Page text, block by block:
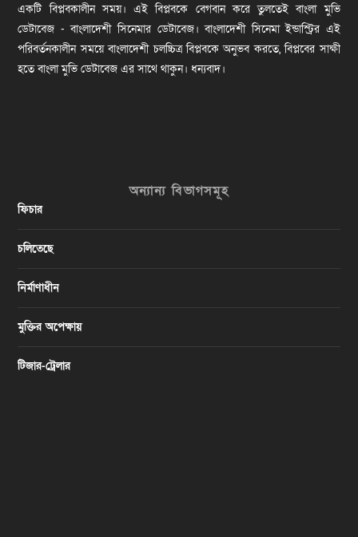
একটি বিপ্লবকালীন সময়। এই বিপ্লবকে বেগবান করে তুলতেই বাংলা মুভি
ডেটাবেজ - বাংলাদেশী সিনেমার ডেটাবেজ। বাংলাদেশী সিনেমা ইন্ডাস্ট্রির এই
পরিবর্তনকালীন সময়ে বাংলাদেশী চলচ্চিত্র বিপ্লবকে অনুভব করতে, বিপ্লবের সাক্ষী
হতে বাংলা মুভি ডেটাবেজ এর সাথে থাকুন। ধন্যবাদ।
অন্যান্য বিভাগসমূহ
ফিচার
চলিতেছে
নির্মাণাধীন
মুক্তির অপেক্ষায়
টিজার-ট্রেলার